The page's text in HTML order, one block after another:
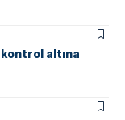
kontrol altına